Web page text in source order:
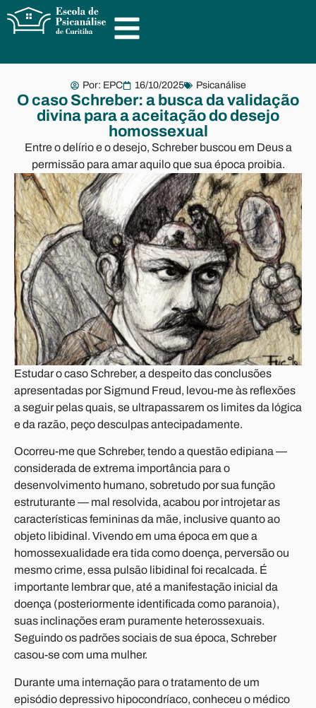
Por: EPC 16/10/2025 Psicanálise
O caso Schreber: a busca da validação
divina para a aceitação do desejo
homossexual
Entre o delírio e o desejo, Schreber buscou em Deus a
permissão para amar aquilo que sua época proibia.
Estudar o caso Schreber, a despeito das conclusões
apresentadas por Sigmund Freud, levou-me às reflexões
a seguir pelas quais, se ultrapassarem os limites da lógica
e da razão, peço desculpas antecipadamente.
Ocorreu-me que Schreber, tendo a questão edipiana —
considerada de extrema importância para o
desenvolvimento humano, sobretudo por sua função
estruturante — mal resolvida, acabou por introjetar as
características femininas da mãe, inclusive quanto ao
objeto libidinal. Vivendo em uma época em que a
homossexualidade era tida como doença, perversão ou
mesmo crime, essa pulsão libidinal foi recalcada. É
importante lembrar que, até a manifestação inicial da
doença (posteriormente identificada como paranoia),
suas inclinações eram puramente heterossexuais.
Seguindo os padrões sociais de sua época, Schreber
casou-se com uma mulher.
Durante uma internação para o tratamento de um
episódio depressivo hipocondríaco, conheceu o médico